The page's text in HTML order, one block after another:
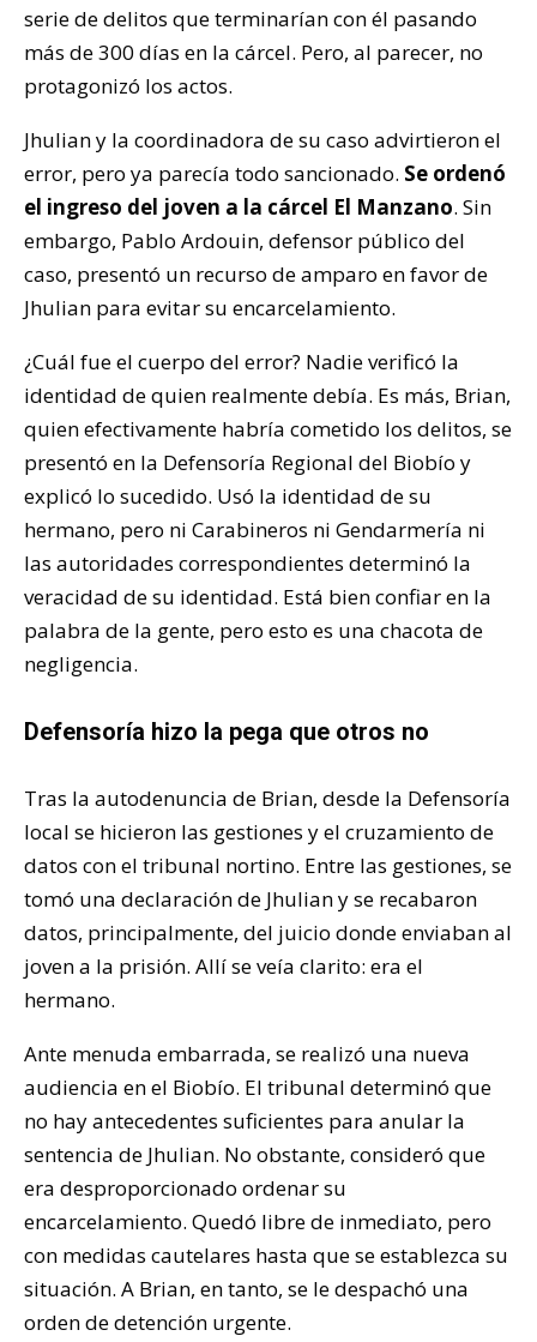
serie de delitos que terminarían con él pasando
más de 300 días en la cárcel. Pero, al parecer, no
protagonizó los actos.
Jhulian y la coordinadora de su caso advirtieron el
error, pero ya parecía todo sancionado. Se ordenó
el ingreso del joven a la cárcel El Manzano. Sin
embargo, Pablo Ardouin, defensor público del
caso, presentó un recurso de amparo en favor de
Jhulian para evitar su encarcelamiento.
¿Cuál fue el cuerpo del error? Nadie verificó la
identidad de quien realmente debía. Es más, Brian,
quien efectivamente habría cometido los delitos, se
presentó en la Defensoría Regional del Biobío y
explicó lo sucedido. Usó la identidad de su
hermano, pero ni Carabineros ni Gendarmería ni
las autoridades correspondientes determinó la
veracidad de su identidad. Está bien confiar en la
palabra de la gente, pero esto es una chacota de
negligencia.
Defensoría hizo la pega que otros no
Tras la autodenuncia de Brian, desde la Defensoría
local se hicieron las gestiones y el cruzamiento de
datos con el tribunal nortino. Entre las gestiones, se
tomó una declaración de Jhulian y se recabaron
datos, principalmente, del juicio donde enviaban al
joven a la prisión. Allí se veía clarito: era el
hermano.
Ante menuda embarrada, se realizó una nueva
audiencia en el Biobío. El tribunal determinó que
no hay antecedentes suficientes para anular la
sentencia de Jhulian. No obstante, consideró que
era desproporcionado ordenar su
encarcelamiento. Quedó libre de inmediato, pero
con medidas cautelares hasta que se establezca su
situación. A Brian, en tanto, se le despachó una
orden de detención urgente.